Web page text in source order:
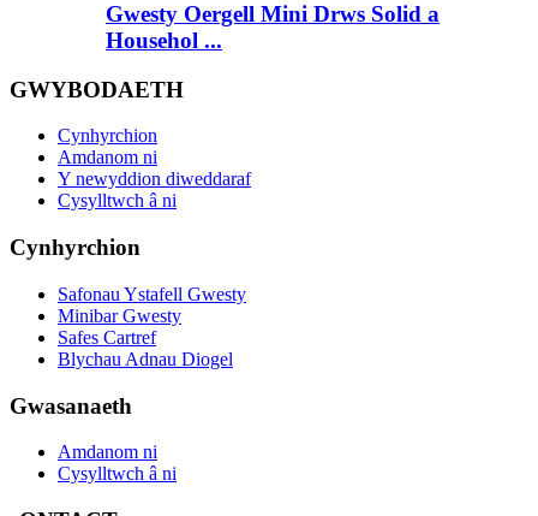
Gwesty Oergell Mini Drws Solid a
Househol ...
GWYBODAETH
Cynhyrchion
Amdanom ni
Y newyddion diweddaraf
Cysylltwch â ni
Cynhyrchion
Safonau Ystafell Gwesty
Minibar Gwesty
Safes Cartref
Blychau Adnau Diogel
Gwasanaeth
Amdanom ni
Cysylltwch â ni